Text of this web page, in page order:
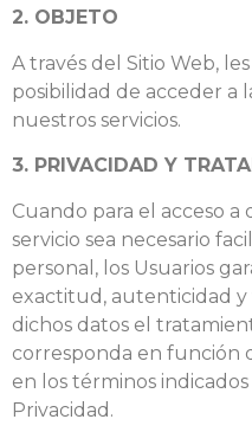
2. OBJETO
A través del Sitio Web,
posibilidad de acceder a
nuestros servicios.
3. PRIVACIDAD Y
Cuando para el acceso
servicio sea necesario
personal, los Usuarios
exactitud, autenticidad y
dichos datos el
corresponda en función
en los términos
Privacidad.